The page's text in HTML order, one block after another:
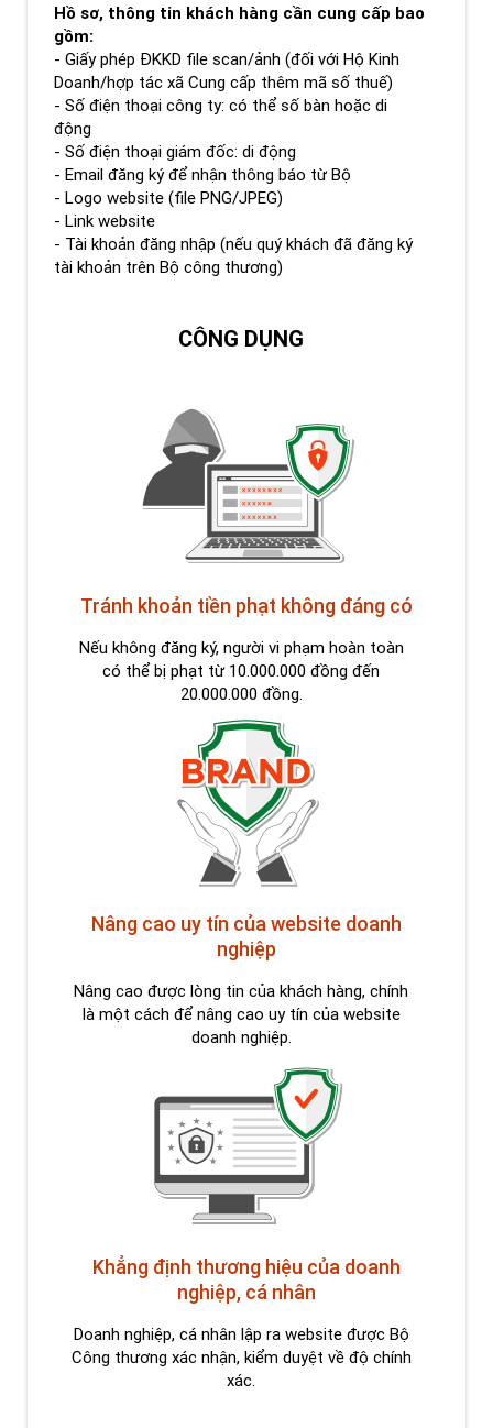
Hồ sơ, thông tin khách hàng cần cung cấp bao
gồm:
- Giấy phép ĐKKD file scan/ảnh (đối với Hộ Kinh
Doanh/hợp tác xã Cung cấp thêm mã số thuế)
- Số điện thoại công ty: có thể số bàn hoặc di
động
- Số điện thoại giám đốc: di động
- Email đăng ký để nhận thông báo từ Bộ
- Logo website (file PNG/JPEG)
- Link website
- Tài khoản đăng nhập (nếu quý khách đã đăng ký
tài khoản trên Bộ công thương)
CÔNG DỤNG
Tránh khoản tiền phạt không đáng có
Nếu không đăng ký, người vi phạm hoàn toàn
có thể bị phạt từ 10.000.000 đồng đến
20.000.000 đồng.
Nâng cao uy tín của website doanh
nghiệp
Nâng cao được lòng tin của khách hàng, chính
là một cách để nâng cao uy tín của website
doanh nghiệp.
Khẳng định thương hiệu của doanh
nghiệp, cá nhân
Doanh nghiệp, cá nhân lập ra website được Bộ
Công thương xác nhận, kiểm duyệt về độ chính
xác.